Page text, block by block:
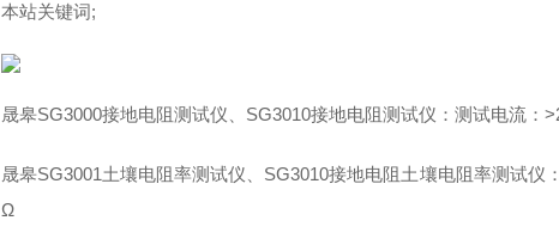
本站关键词;
晟皋SG3000接地电阻测试仪、SG3010接地电阻测试仪：测试电流：
晟皋SG3001土壤电阻率测试仪、SG3010接地电阻土壤电阻率测试
Ω